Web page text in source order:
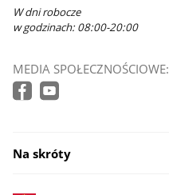
W dni robocze
w godzinach: 08:00-20:00
MEDIA SPOŁECZNOŚCIOWE:
Na skróty